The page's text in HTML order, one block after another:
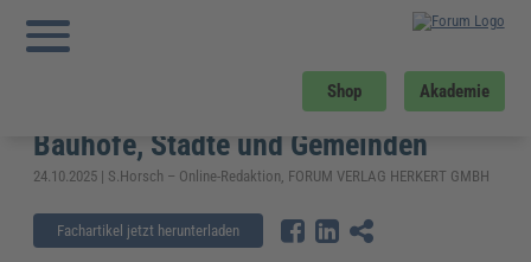
Shop Akademie
Sie sind hier:
Asiatische Hornisse –
Gefahr für Mensch und Natur? Ein Leitfaden für Bauhöfe, Städte und Gemeinden
Asiatische Hornisse – Gefahr für
Mensch und Natur? Ein Leitfaden für
Bauhöfe, Städte und Gemeinden
24.10.2025 | S.Horsch – Online-Redaktion, FORUM VERLAG HERKERT GMBH
Fachartikel jetzt herunterladen